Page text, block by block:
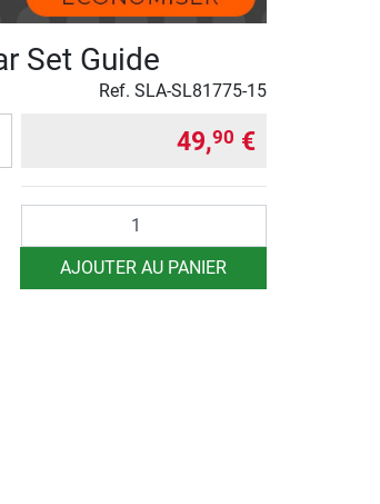
Set Guide
Ref. SLA-SL81775-15
49,90 €
AJOUTER AU PANIER